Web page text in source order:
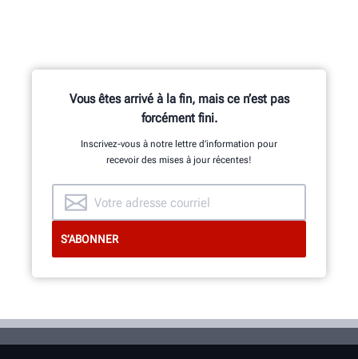
Vous êtes arrivé à la fin, mais ce n’est pas
forcément fini.
Inscrivez-vous à notre lettre d’information pour
recevoir des mises à jour récentes!